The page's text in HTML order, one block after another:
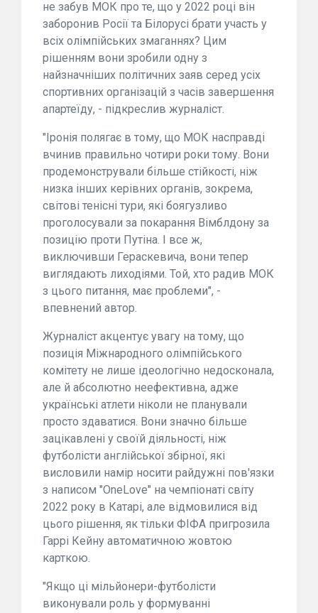
не забув МОК про те, що у 2022 році він
заборонив Росії та Білорусі брати участь у
всіх олімпійських змаганнях? Цим
рішенням вони зробили одну з
найзначніших політичних заяв серед усіх
спортивних організацій з часів завершення
апартеїду, - підкреслив журналіст.
"Іронія полягає в тому, що МОК насправді
вчинив правильно чотири роки тому. Вони
продемонстрували більше стійкості, ніж
низка інших керівних органів, зокрема,
світові тенісні тури, які боягузливо
проголосували за покарання Вімблдону за
позицію проти Путіна. І все ж,
виключивши Гераскевича, вони тепер
виглядають лиходіями. Той, хто радив МОК
з цього питання, має проблеми", -
впевнений автор.
Журналіст акцентує увагу на тому, що
позиція Міжнародного олімпійського
комітету не лише ідеологічно недосконала,
але й абсолютно неефективна, адже
українські атлети ніколи не планували
просто здаватися. Вони значно більше
зацікавлені у своїй діяльності, ніж
футболісти англійської збірної, які
висловили намір носити райдужні пов'язки
з написом "OneLove" на чемпіонаті світу
2022 року в Катарі, але відмовилися від
цього рішення, як тільки ФІФА пригрозила
Гаррі Кейну автоматичною жовтою
карткою.
"Якщо ці мільйонери-футболісти
виконували роль у формуванні